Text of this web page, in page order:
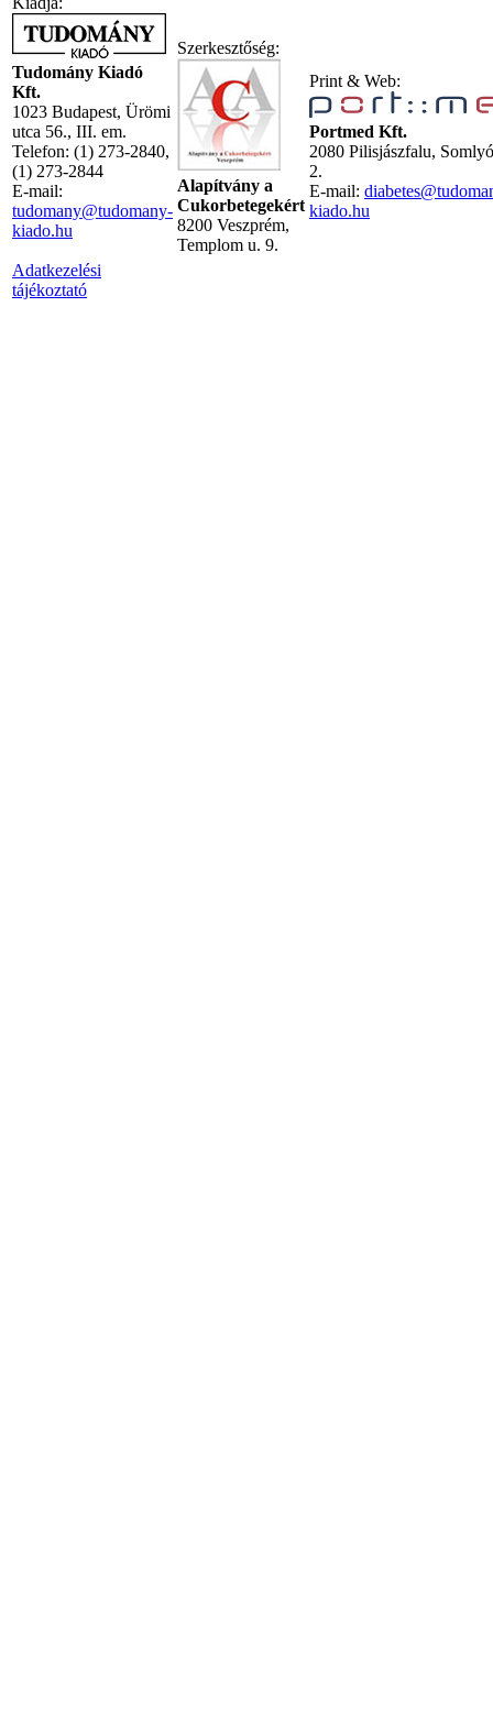
Tudomány Kiadó
Kft.
1023 Budapest, Ürömi
utca 56., III. em.
Telefon: (1) 273-2840,
(1) 273-2844
E-mail:
tudomany@tudomany-
kiado.hu
Adatkezelési
tájékoztató
Szerkesztőség:
Alapítvány a
Cukorbetegekért
8200 Veszprém,
Templom u. 9.
Print & Web:
Portmed Kft.
2080 Pilisjászfalu,
2.
E-mail:
kiado.hu